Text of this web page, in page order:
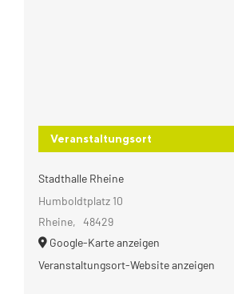
Veranstaltungsort
Stadthalle Rheine
Humboldtplatz 10
Rheine, 48429
Google-Karte anzeigen
Veranstaltungsort-Website anzeigen